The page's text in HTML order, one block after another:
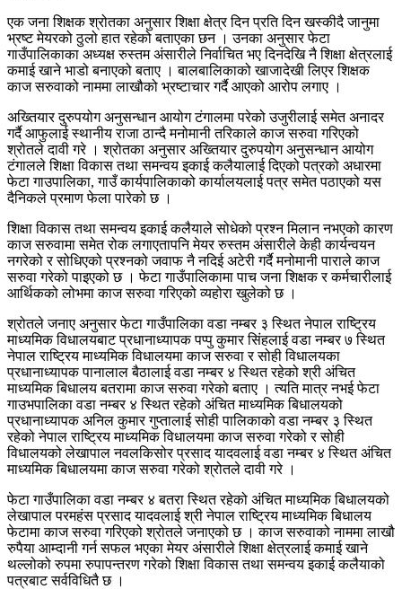
एक जना शिक्षक श्रोतका अनुसार शिक्षा क्षेत्र दिन प्रति दिन खस्कीदै जानुमा
भ्रष्ट मेयरको ठुलो हात रहेको बताएका छन । उनका अनुसार फेटा
गाउँपालिकाका अध्यक्ष रुस्तम अंसारीले निर्वाचित भए दिनदेखि नै शिक्षा क्षेत्रलाई
कमाई खाने भाडो बनाएको बताए । बालबालिकाको खाजादेखी लिएर शिक्षक
काज सरुवाको नाममा लाखौको भ्रष्टाचार गर्दै आएको आरोप लगाए ।
अख्तियार दुरुपयोग अनुसन्धान आयोग टंगालमा परेको उजुरीलाई समेत अनादर
गर्दै आफुलाई स्थानीय राजा ठान्दै मनोमानी तरिकाले काज सरुवा गरिएको
श्रोतले दावी गरे । श्रोतका अनुसार अख्तियार दुरुपयोग अनुसन्धान आयोग
टंगालले शिक्षा विकास तथा समन्वय इकाई कलैयालाई दिएको पत्रको अधारमा
फेटा गाउपालिका, गाउँ कार्यपालिकाको कार्यालयलाई पत्र समेत पठाएको यस
दैनिकले प्रमाण फेला पारेको छ ।
शिक्षा विकास तथा समन्वय इकाई कलैयाले सोधेको प्रश्न मिलान नभएको कारण
काज सरुवामा समेत रोक लगाएतापनि मेयर रुस्तम अंसारीले केही कार्यन्वयन
नगरेको र सोधिएको प्रश्नको जवाफ नै नदिई अटेरी गर्दै मनोमानी पाराले काज
सरुवा गरेको पाइएको छ । फेटा गाउँपालिकामा पाच जना शिक्षक र कर्मचारीलाई
आर्थिकको लोभमा काज सरुवा गरिएको व्यहोरा खुलेको छ ।
श्रोतले जनाए अनुसार फेटा गाउँपालिका वडा नम्बर ३ स्थित नेपाल राष्ट्रिय
माध्यमिक विधालयबाट प्रधानाध्यापक पप्पु कुमार सिंहलाई वडा नम्बर ७ स्थित
नेपाल राष्ट्रिय माध्यमिक विधालयमा काज सरुवा र सोही विधालयका
प्रधानाध्यापक पानालाल बैठालाई वडा नम्बर ४ स्थित रहेको श्री अंचित
माध्यमिक बिधालय बतरामा काज सरुवा गरेको बताए । त्यति मात्र नभई फेटा
गाउभपालिका वडा नम्बर ४ स्थित रहेको अंचित माध्यमिक बिधालयको
प्रधानाध्यापक अनिल कुमार गुप्तालाई सोही पालिकाको वडा नम्बर ३ स्थित
रहेको नेपाल राष्ट्रिय माध्यमिक विधालयमा काज सरुवा गरेको र सोही
विधालयको लेखापाल नवलकिसोर प्रसाद यादवलाई वडा नम्बर ४ स्थित अंचित
माध्यमिक बिधालयमा काज सरुवा गरेको श्रोतले दावी गरे ।
फेटा गाउँपालिका वडा नम्बर ४ बतरा स्थित रहेको अंचित माध्यमिक बिधालयको
लेखापाल परमहंस प्रसाद यादवलाई श्री नेपाल राष्ट्रिय माध्यमिक बिधालय
फेटामा काज सरुवा गरिएको श्रोतले जनाएको छ । काज सरुवाको नाममा लाखौ
रुपैया आम्दानी गर्न सफल भएका मेयर अंसारीले शिक्षा क्षेत्रलाई कमाई खाने
थल्लोको रुपमा रुपापन्तरण गरेको शिक्षा विकास तथा समन्वय इकाई कलैयाको
पत्रबाट सर्वविधितै छ ।